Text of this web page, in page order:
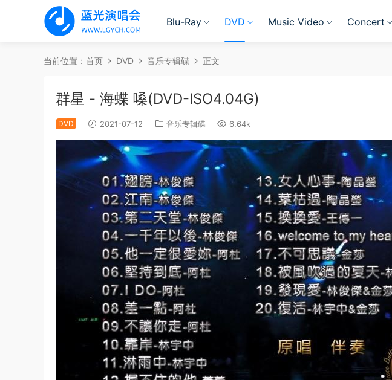
Blu-Ray DVD Music Video Concert
当前位置： 首页 DVD 音乐专辑碟 正文
群星 - 海蝶 嗓(DVD-ISO4.04G)
DVD 2021-07-12 音乐专辑碟 6.64k